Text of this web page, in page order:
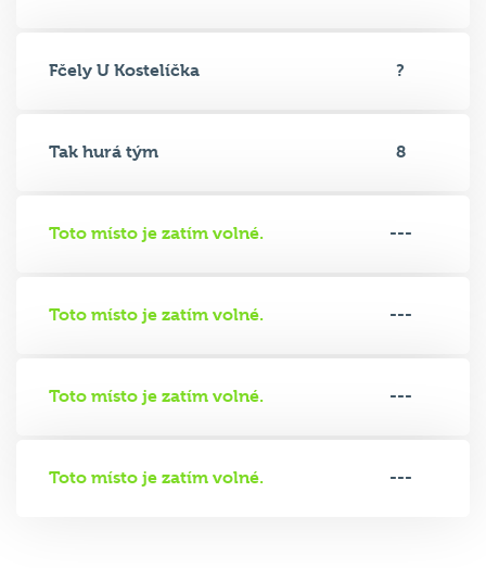
Fčely U Kostelíčka ?
Tak hurá tým 8
Toto místo je zatím volné. ---
Toto místo je zatím volné. ---
Toto místo je zatím volné. ---
Toto místo je zatím volné. ---